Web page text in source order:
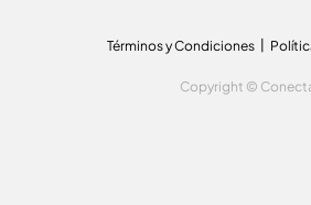
Términos y Condiciones
Copyright ©